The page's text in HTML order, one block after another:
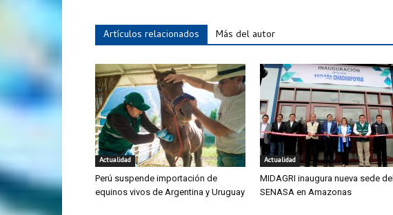
Artículos relacionados Más del autor
Actualidad
Perú suspende importación de
equinos vivos de Argentina y Uruguay
Actualidad
MIDAGRI inaugura nueva sede del
SENASA en Amazonas